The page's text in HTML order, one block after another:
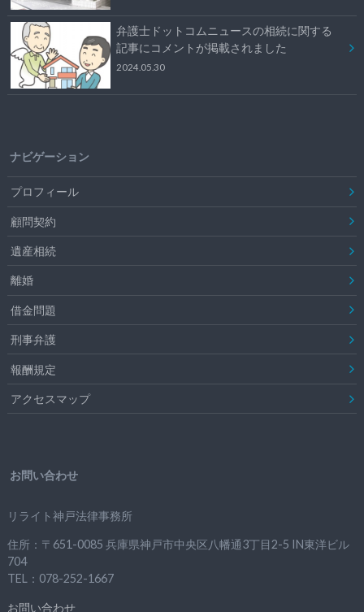
弁護士ドットコムニュースの相続に関する
記事にコメントが掲載されました
2024.05.30
ナビゲーション
プロフィール
顧問契約
遺産相続
離婚
借金問題
刑事弁護
報酬規定
アクセスマップ
お問い合わせ
リライト神戸法律事務所
住所：〒651-0085 兵庫県神戸市中央区八幡通3丁目2-5 IN東洋ビル
704
TEL：078-252-1667
お問い合わせ